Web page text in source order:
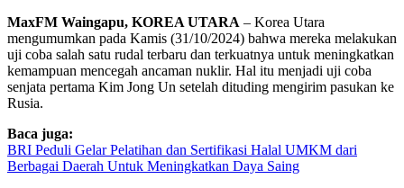
MaxFM Waingapu, KOREA UTARA – Korea Utara
mengumumkan pada Kamis (31/10/2024) bahwa mereka melakukan
uji coba salah satu rudal terbaru dan terkuatnya untuk meningkatkan
kemampuan mencegah ancaman nuklir. Hal itu menjadi uji coba
senjata pertama Kim Jong Un setelah dituding mengirim pasukan ke
Rusia.
Baca juga:
BRI Peduli Gelar Pelatihan dan Sertifikasi Halal UMKM dari
Berbagai Daerah Untuk Meningkatkan Daya Saing